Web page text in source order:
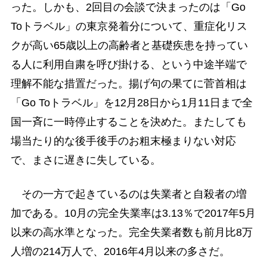
った。しかも、2回目の会談で決まったのは「Go
Toトラベル」の東京発着分について、重症化リス
クが高い65歳以上の高齢者と基礎疾患を持ってい
る人に利用自粛を呼び掛ける、という中途半端で
理解不能な措置だった。揚げ句の果てに菅首相は
「Go Toトラベル」を12月28日から1月11日まで全
国一斉に一時停止することを決めた。またしても
場当たり的な後手後手のお粗末極まりない対応
で、まさに遅きに失している。
その一方で起きているのは失業者と自殺者の増
加である。10月の完全失業率は3.13％で2017年5月
以来の高水準となった。完全失業者数も前月比8万
人増の214万人で、2016年4月以来の多さだ。